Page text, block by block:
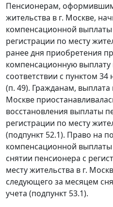
Пенсионерам,
жительства в г. Москве,
компенсационной выплаты
регистрации по месту
ранее дня приобретения
компенсационную
соответствии с пунктом
(п. 49). Гражданам,
Москве
восстановления выплаты
регистрации по месту
(подпункт 52.1). Право на
компенсационной
снятии пенсионера с
месту жительства в г.
следующего за месяцем
учета (подпункт 53.1).